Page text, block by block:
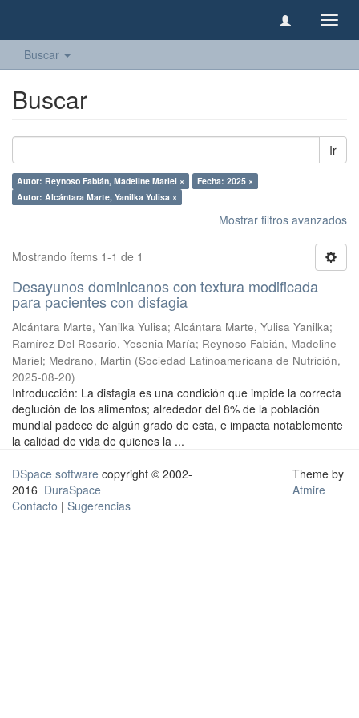
Buscar
Buscar
Ir
Autor: Reynoso Fabián, Madeline Mariel ×
Fecha: 2025 ×
Autor: Alcántara Marte, Yanilka Yulisa ×
Mostrar filtros avanzados
Mostrando ítems 1-1 de 1
Desayunos dominicanos con textura modificada
para pacientes con disfagia
Alcántara Marte, Yanilka Yulisa; Alcántara Marte, Yulisa Yanilka;
Ramírez Del Rosario, Yesenia María; Reynoso Fabián, Madeline
Mariel; Medrano, Martin (Sociedad Latinoamericana de Nutrición,
2025-08-20)
Introducción: La disfagia es una condición que impide la correcta
deglución de los alimentos; alrededor del 8% de la población
mundial padece de algún grado de esta, e impacta notablemente
la calidad de vida de quienes la ...
DSpace software copyright © 2002-
2016 DuraSpace
Contacto | Sugerencias
Theme by
Atmire